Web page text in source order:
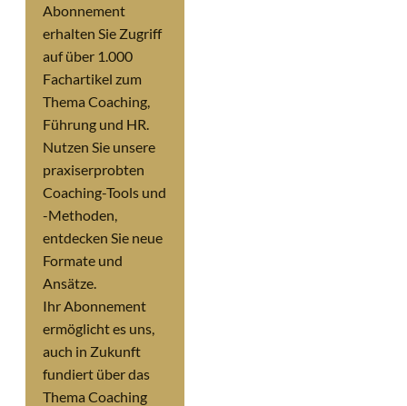
Abonnement
erhalten Sie Zugriff
auf über 1.000
Fachartikel zum
Thema Coaching,
Führung und HR.
Nutzen Sie unsere
praxiserprobten
Coaching-Tools und
-Methoden,
entdecken Sie neue
Formate und
Ansätze.
Ihr Abonnement
ermöglicht es uns,
auch in Zukunft
fundiert über das
Thema Coaching